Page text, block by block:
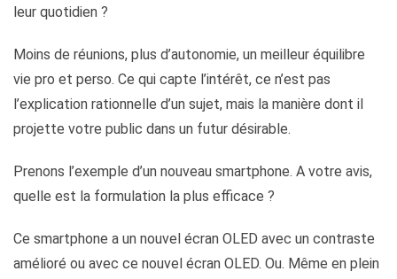
leur quotidien ?
Moins de réunions, plus d’autonomie, un meilleur équilibre
vie pro et perso. Ce qui capte l’intérêt, ce n’est pas
l’explication rationnelle d’un sujet, mais la manière dont il
projette votre public dans un futur désirable.
Prenons l’exemple d’un nouveau smartphone. A votre avis,
quelle est la formulation la plus efficace ?
Ce smartphone a un nouvel écran OLED avec un contraste
amélioré ou avec ce nouvel écran OLED. Ou. Même en plein